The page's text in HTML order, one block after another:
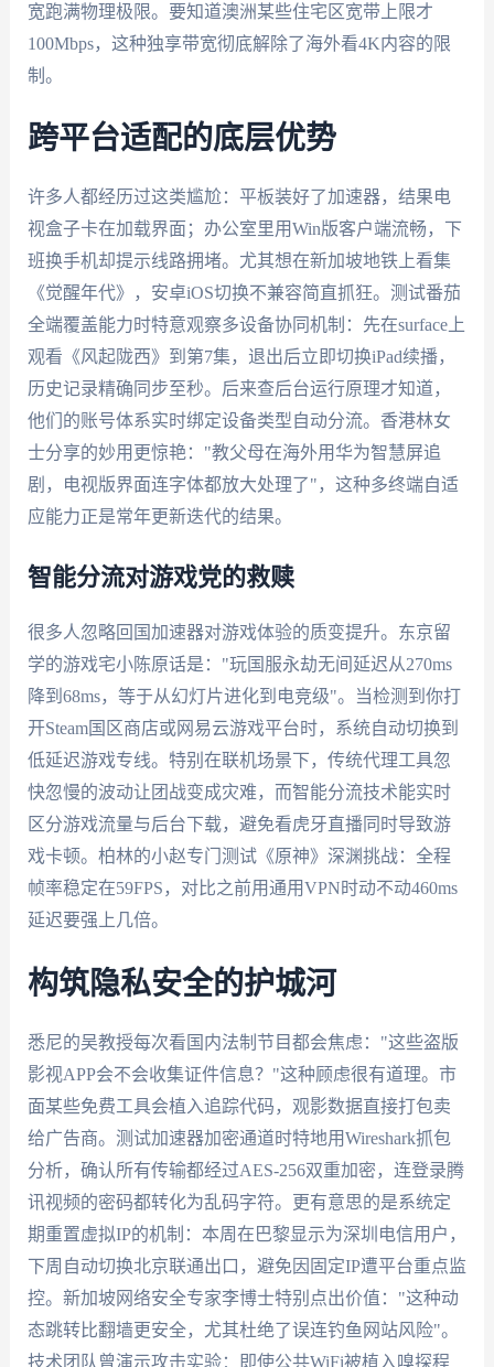
宽跑满物理极限。要知道澳洲某些住宅区宽带上限才
100Mbps，这种独享带宽彻底解除了海外看4K内容的限
制。
跨平台适配的底层优势
许多人都经历过这类尴尬：平板装好了加速器，结果电
视盒子卡在加载界面；办公室里用Win版客户端流畅，下
班换手机却提示线路拥堵。尤其想在新加坡地铁上看集
《觉醒年代》，安卓iOS切换不兼容简直抓狂。测试番茄
全端覆盖能力时特意观察多设备协同机制：先在surface上
观看《风起陇西》到第7集，退出后立即切换iPad续播，
历史记录精确同步至秒。后来查后台运行原理才知道，
他们的账号体系实时绑定设备类型自动分流。香港林女
士分享的妙用更惊艳："教父母在海外用华为智慧屏追
剧，电视版界面连字体都放大处理了"，这种多终端自适
应能力正是常年更新迭代的结果。
智能分流对游戏党的救赎
很多人忽略回国加速器对游戏体验的质变提升。东京留
学的游戏宅小陈原话是："玩国服永劫无间延迟从270ms
降到68ms，等于从幻灯片进化到电竞级"。当检测到你打
开Steam国区商店或网易云游戏平台时，系统自动切换到
低延迟游戏专线。特别在联机场景下，传统代理工具忽
快忽慢的波动让团战变成灾难，而智能分流技术能实时
区分游戏流量与后台下载，避免看虎牙直播同时导致游
戏卡顿。柏林的小赵专门测试《原神》深渊挑战：全程
帧率稳定在59FPS，对比之前用通用VPN时动不动460ms
延迟要强上几倍。
构筑隐私安全的护城河
悉尼的吴教授每次看国内法制节目都会焦虑："这些盗版
影视APP会不会收集证件信息？"这种顾虑很有道理。市
面某些免费工具会植入追踪代码，观影数据直接打包卖
给广告商。测试加速器加密通道时特地用Wireshark抓包
分析，确认所有传输都经过AES-256双重加密，连登录腾
讯视频的密码都转化为乱码字符。更有意思的是系统定
期重置虚拟IP的机制：本周在巴黎显示为深圳电信用户，
下周自动切换北京联通出口，避免因固定IP遭平台重点监
控。新加坡网络安全专家李博士特别点出价值："这种动
态跳转比翻墙更安全，尤其杜绝了误连钓鱼网站风险"。
技术团队曾演示攻击实验：即使公共WiFi被植入嗅探程